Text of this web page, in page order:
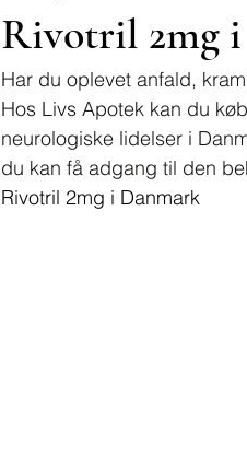
Rivotril 2mg
Har du oplevet anfald,
Hos Livs Apotek kan du
neurologiske lidelser i
du kan få adgang til den
Rivotril 2mg i Danmark